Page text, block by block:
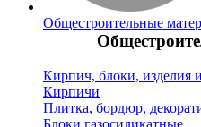
Общестроительные
Кирпич, блоки, изделия
Кирпичи
Плитка, бордюр,
Блоки газосиликатные